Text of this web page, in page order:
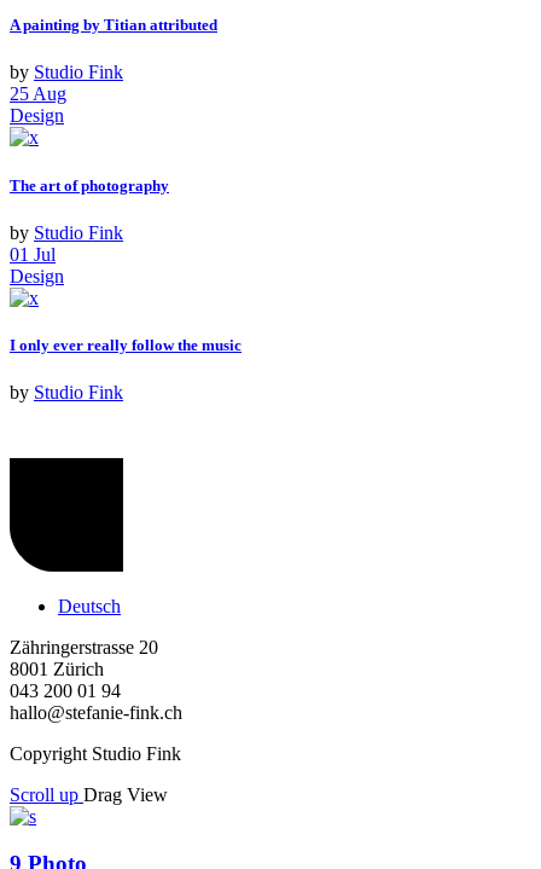
A painting by Titian attributed
by Studio Fink
25Aug
Design
The art of photography
by Studio Fink
01 Jul
Design
I only ever really follow the music
by Studio Fink
Deutsch
Zähringerstrasse 20
8001 Zürich
043 200 01 94
hallo@stefanie-fink.ch
Copyright Studio Fink
Scroll up Drag View
9 Photo